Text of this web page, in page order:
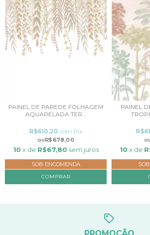
PAINEL DE PAREDE FOLHAGEM
AQUARELADA TER...
R$678,00
R$610,20 com Pix
10 x de R$67,80 sem juros
SOB ENCOMENDA
COMPRAR
PAINEL
10 x de
PROMOÇÃO